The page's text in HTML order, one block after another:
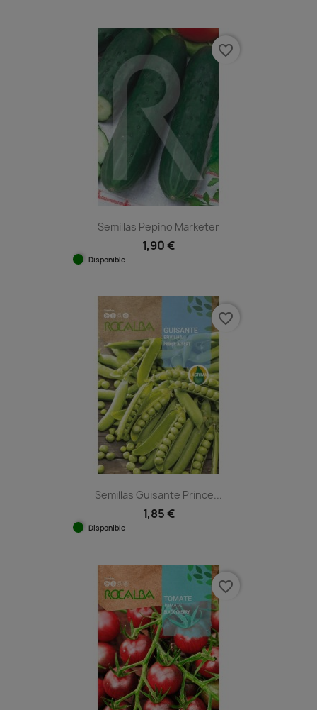
Semillas Pepino Marketer
1,90 €
Disponible
favorite_border
Semillas Guisante Prince...
1,85 €
Disponible
favorite_border
favorite_border